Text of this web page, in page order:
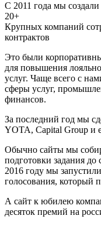
С 2011 года мы создали
20+
Крупных компаний
контрактов
Это были
для повышения
услуг. Чаще всего с
сферы услуг,
финансов.
За последний год мы
YOTA, Capital Group и
Обычно сайты мы
подготовки задания
2016 году мы
голосования, который
А сайт к юбилею
десяток премий на